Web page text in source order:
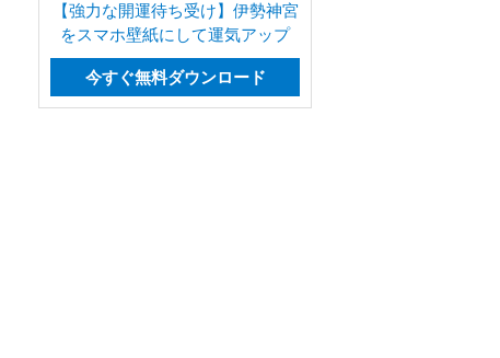
【強力な開運待ち受け】伊勢神宮
をスマホ壁紙にして運気アップ
今すぐ無料ダウンロード